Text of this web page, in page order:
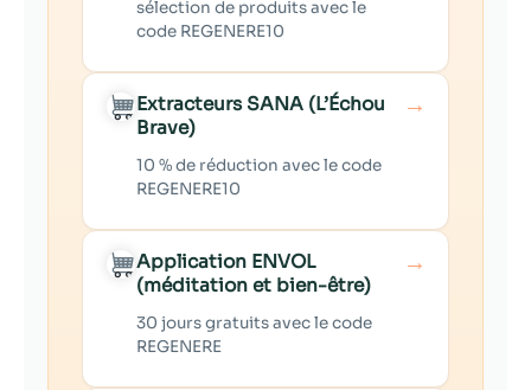
sélection de produits avec le
code REGENERE10
Extracteurs SANA (L’Échou
Brave)
10 % de réduction avec le code
REGENERE10
→
Application ENVOL
(méditation et bien-être)
30 jours gratuits avec le code
REGENERE
→